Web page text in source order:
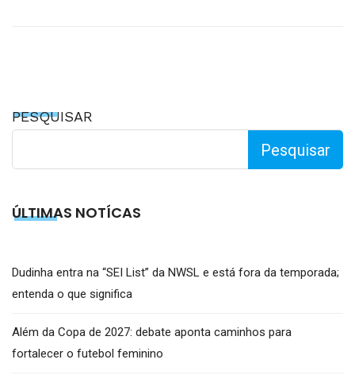
PESQUISAR
Pesquisar
ÚLTIMAS NOTÍCAS
Dudinha entra na “SEI List” da NWSL e está fora da temporada;
entenda o que significa
Além da Copa de 2027: debate aponta caminhos para
fortalecer o futebol feminino